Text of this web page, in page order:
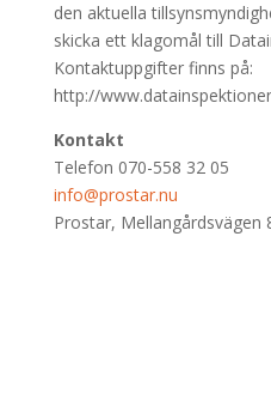
den aktuella
skicka ett klagomål till
Kontaktuppgifter finns på:
http://
Kontakt
Telefon 070-558 32 05
info@prostar.nu
Prostar, Mellangårdsvägen